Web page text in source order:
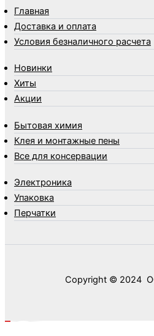
Товары для кухни
Товары для сада и
Товары для туризма и
Упаковка
Фонари, лампы и
Швабры, стекломои,
Шнуры, веревки и
Электроника
Элементы питания
Главная
Доставка и оплата
Условия безналичного расчета
Новинки
Хиты
Акции
Бытовая химия
Клея и монтажные пены
Все для консервации
Электроника
Упаковка
Перчатки
Copyright © 2024